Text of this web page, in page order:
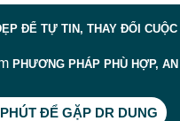
ĐỂ TỰ TIN, THAY ĐỔI CUỘC
PHƯƠNG PHÁP PHÙ HỢP,
ĐỂ GẶP DR DUNG